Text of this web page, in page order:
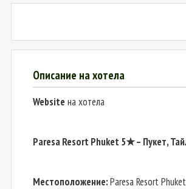
Описание на хотела
Website на хотела
Paresa Resort Phuket 5★ – Пукет,
Местоположение:Paresa Resort